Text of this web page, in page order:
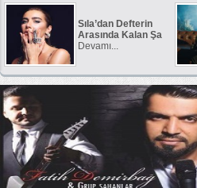
Sıla’dan Defterin
Arasında Kalan Şa
Devamı...